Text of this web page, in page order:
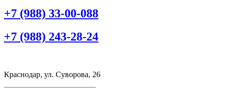
+7 (988) 33-00-088
+7 (988) 243-28-24
Краснодар, ул. Суворова, 26